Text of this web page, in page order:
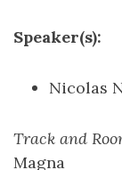
Speaker(s):
Nicolas
Track and
Magna